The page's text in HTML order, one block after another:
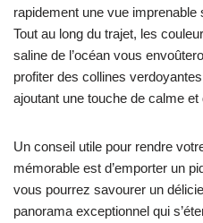
rapidement une vue imprenable
Tout au long du trajet, les
saline de l’océan vous
profiter des collines
ajoutant une touche de calme
Un conseil utile pour rendre
mémorable est d’emporter un
vous pourrez savourer un
panorama exceptionnel qui